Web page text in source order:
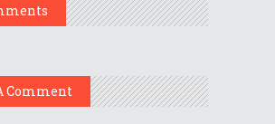
Comment